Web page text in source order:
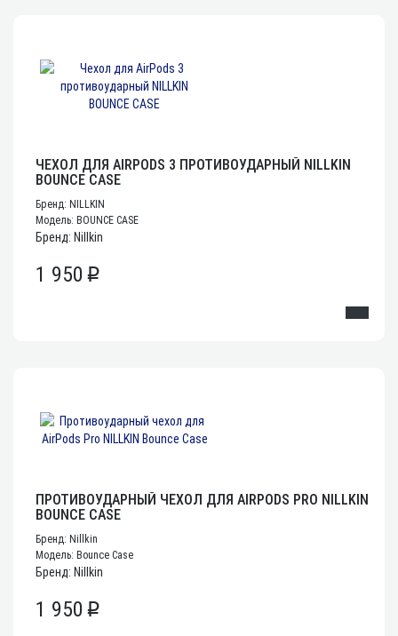
ЧЕХОЛ ДЛЯ AIRPODS 3 ПРОТИВОУДАРНЫЙ NILLKIN
BOUNCE CASE
Бренд: NILLKIN
Модель: BOUNCE CASE
Бренд: Nillkin
1 950 p
ПРОТИВОУДАРНЫЙ ЧЕХОЛ ДЛЯ AIRPODS PRO NILLKIN
BOUNCE CASE
Бренд: Nillkin
Модель: Bounce Case
Бренд: Nillkin
1 950 p